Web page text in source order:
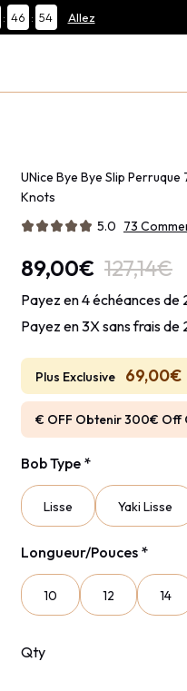
: 46 : 52 Allez
UNice Bye Bye Slip
Knots
5.0 73
89,00€ 127,14€
Payez en 4 échéances
Payez en 3X sans frais de
Plus Exclusive 69,00€
€ OFF Obtenir 300€ Off
Bob Type *
Lisse Yaki Lisse
Longueur/Pouces *
10 12 14
Qty